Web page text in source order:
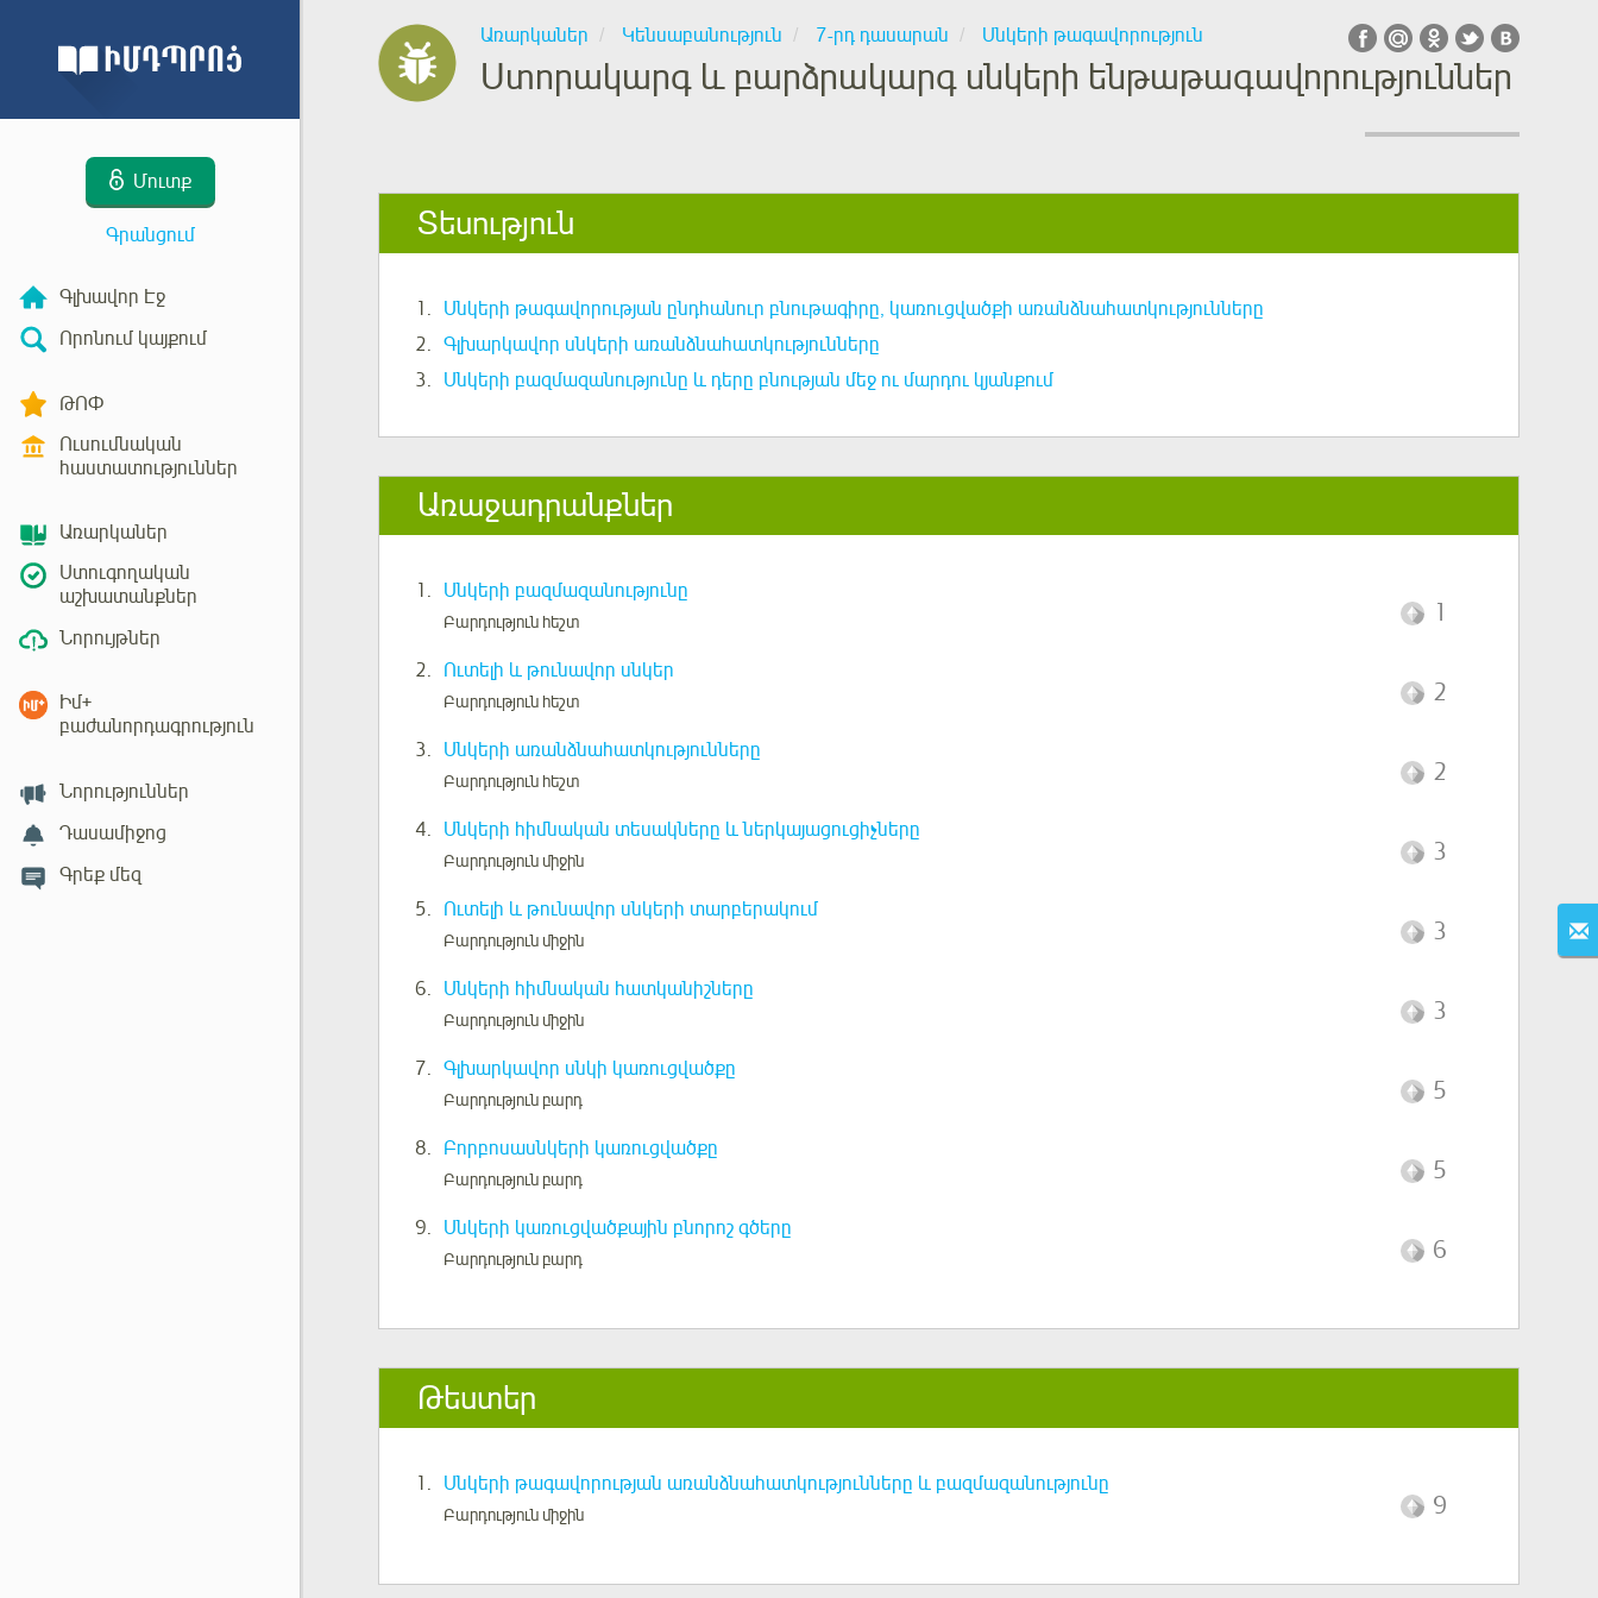
Մուտք
Գրանցում
Գլխավոր Էջ
Որոնում կայքում
ԹՈՓ
Ուսումնական
հաստատություններ
Առարկաներ
Ստուգողական
աշխատանքներ
Նորույթներ
Իմ+
բաժանորդագրություն
Նորություններ
Դասամիջոց
Գրեք մեզ
Առարկաներ Կենսաբանություն 7-րդ դասարան Սնկերի թագավորություն
Ստորակարգ և բարձրակարգ սնկերի ենթաթագավորություններ
Տեսություն
1. Սնկերի թագավորության ընդհանուր բնութագիրը, կառուցվածքի առանձնահատկությունները
2. Գլխարկավոր սնկերի առանձնահատկությունները
3. Սնկերի բազմազանությունը և դերը բնության մեջ ու մարդու կյանքում
Առաջադրանքներ
1. Սնկերի բազմազանությունը
Բարդություն հեշտ 1
2. Ուտելի և թունավոր սնկեր
Բարդություն հեշտ 2
3. Սնկերի առանձնահատկությունները
Բարդություն հեշտ 2
4. Սնկերի հիմնական տեսակները և ներկայացուցիչները
Բարդություն միջին 3
5. Ուտելի և թունավոր սնկերի տարբերակում
Բարդություն միջին 3
6. Սնկերի հիմնական հատկանիշները
Բարդություն միջին 3
7. Գլխարկավոր սնկի կառուցվածքը
Բարդություն բարդ 5
8. Բորբոսասնկերի կառուցվածքը
Բարդություն բարդ 5
9. Սնկերի կառուցվածքային բնորոշ գծերը
Բարդություն բարդ 6
Թեստեր
1. Սնկերի թագավորության առանձնահատկությունները և բազմազանությունը
Բարդություն միջին 9